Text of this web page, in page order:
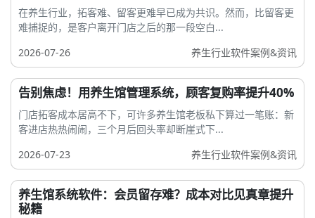
在养生行业，拓客难、留客更难早已成为共识。然而，比留客更
难捕捉的，是客户离开门店之后的那一段空白...
2026-07-26
养生行业软件案例&资讯
告别焦虑！用养生馆管理系统，顾客复购率提升40%
门店拓客成本居高不下，可许多养生馆老板私下算过一笔账：新
客进店热热闹闹，三个月后回头率却断崖式下...
2026-07-23
养生行业软件案例&资讯
养生馆系统软件：会员留存难？成本对比见真章提升
秘籍